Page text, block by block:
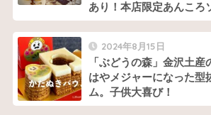
あり！本店限定あんころ
2024年8月15日
「ぶどうの森」金沢土
はやメジャーになった型
ム。子供大喜び！